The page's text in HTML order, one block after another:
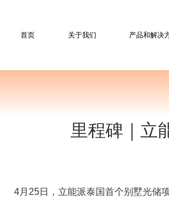
首页 关于我们 产品和解决
里程碑｜立
4月25日，立能派泰国首个别墅光储